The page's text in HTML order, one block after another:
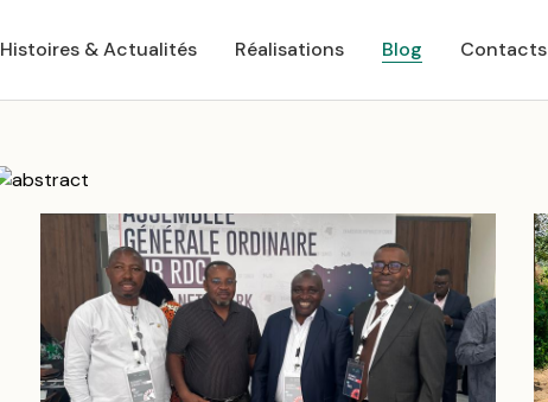
Histoires & Actualités Réalisations Blog Contacts